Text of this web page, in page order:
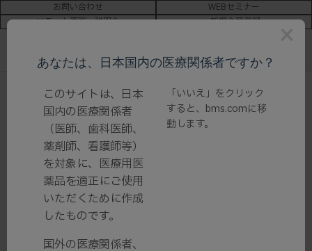
お問い合わせ
WEBセミナー
リモート面談・説明会
新規会員登録
診療・治療サポート/ 看護師の方へ
看護師の方へ
あなたは、日本国内の医療関係者ですか？
このサイトは、日本
国内の医療関係者
（医師、歯科医師、
薬剤師、看護師等）
を対象に、医療用医
薬品を適正にご使用
いただくために作成
したものです。
国外の医療関係者、
「いいえ」をクリック
すると、 bms.comに移
動します。